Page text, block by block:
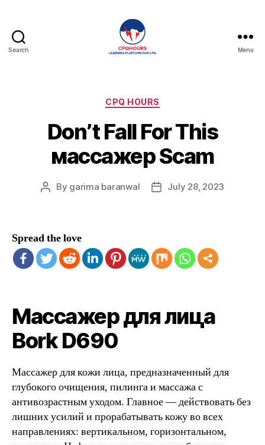
Search Menu
Categories
CPQ HOURS
Don’t Fall For This
массажер Scam
Post
By garima baranwal
PostJuly 28, 2023
Spread the love
Массажер для лица
Bork D690
Массажер для кожи лица, предназначенный для
глубокого очищения, пилинга и массажа с
антивозрастным уходом. Главное — действовать без
лишних усилий и прорабатывать кожу во всех
направлениях: вертикальном, горизонтальном,